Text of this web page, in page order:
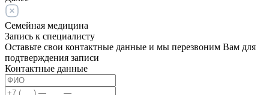
Семейная медицина
Запись к специалисту
Оставьте свои контактные данные и мы перезвоним Вам для
подтверждения записи
Контактные данные